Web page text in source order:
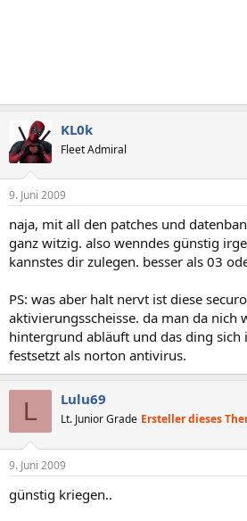
KL0k
Fleet Admiral
9. Juni 2009
naja, mit all den patches und
ganz witzig. also wenndes günstig
kannstes dir zulegen. besser als 03
PS: was aber halt nervt ist diese
aktivierungsscheisse. da man da nich
hintergrund abläuft und das ding sich
festsetzt als norton antivirus.
L Lulu69
Lt. Junior Grade Ersteller dieses
9. Juni 2009
günstig kriegen..